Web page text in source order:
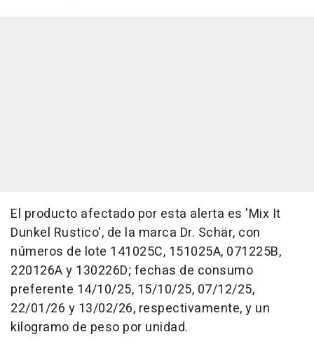
El producto afectado por esta alerta es 'Mix It
Dunkel Rustico', de la marca Dr. Schär, con
números de lote 141025C, 151025A, 071225B,
220126A y 130226D; fechas de consumo
preferente 14/10/25, 15/10/25, 07/12/25,
22/01/26 y 13/02/26, respectivamente, y un
kilogramo de peso por unidad.